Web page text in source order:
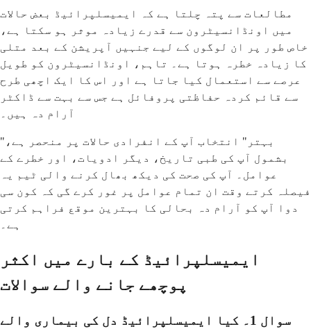
مطالعات سے پتہ چلتا ہے کہ ایمیسلپرائیڈ بعض حالات
میں اونڈانسیٹرون سے قدرے زیادہ موثر ہو سکتا ہے،
خاص طور پر ان لوگوں کے لیے جنہیں آپریشن کے بعد متلی
کا زیادہ خطرہ ہوتا ہے۔ تاہم، اونڈانسیٹرون کو طویل
عرصے سے استعمال کیا جاتا ہے اور اس کا ایک اچھی طرح
سے قائم کردہ حفاظتی پروفائل ہے جس سے بہت سے ڈاکٹر
آرام دہ ہیں۔
"بہتر" انتخاب آپ کے انفرادی حالات پر منحصر ہے،
بشمول آپ کی طبی تاریخ، دیگر ادویات، اور خطرے کے
عوامل۔ آپ کی صحت کی دیکھ بھال کرنے والی ٹیم یہ
فیصلہ کرتے وقت ان تمام عوامل پر غور کرے گی کہ کون سی
دوا آپ کو آرام دہ بحالی کا بہترین موقع فراہم کرتی
ہے۔
ایمیسلپرائیڈ کے بارے میں اکثر
پوچھے جانے والے سوالات
سوال 1۔ کیا ایمیسلپرائیڈ دل کی بیماری والے